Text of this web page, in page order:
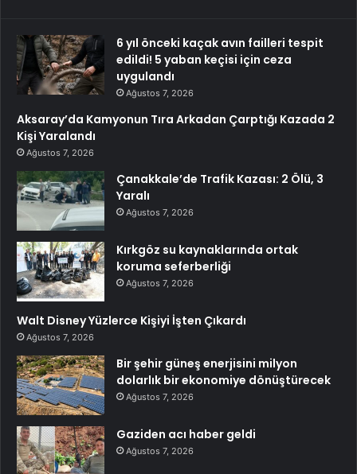
6 yıl önceki kaçak avın failleri tespit
edildi! 5 yaban keçisi için ceza
uygulandı
Ağustos 7, 2026
Aksaray’da Kamyonun Tıra Arkadan Çarptığı Kazada 2
Kişi Yaralandı
Ağustos 7, 2026
Çanakkale’de Trafik Kazası: 2 Ölü, 3
Yaralı
Ağustos 7, 2026
Kırkgöz su kaynaklarında ortak
koruma seferberliği
Ağustos 7, 2026
Walt Disney Yüzlerce Kişiyi İşten Çıkardı
Ağustos 7, 2026
Bir şehir güneş enerjisini milyon
dolarlık bir ekonomiye dönüştürecek
Ağustos 7, 2026
Gaziden acı haber geldi
Ağustos 7, 2026